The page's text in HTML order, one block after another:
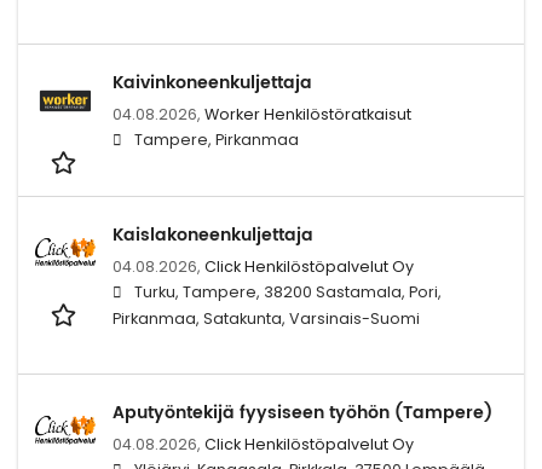
Kaivinkoneenkuljettaja
04.08.2026, Worker Henkilöstöratkaisut
Tampere, Pirkanmaa
Kaislakoneenkuljettaja
04.08.2026, Click Henkilöstöpalvelut Oy
Turku, Tampere, 38200 Sastamala, Pori,
Pirkanmaa, Satakunta, Varsinais-Suomi
Aputyöntekijä fyysiseen työhön (Tampere)
04.08.2026, Click Henkilöstöpalvelut Oy